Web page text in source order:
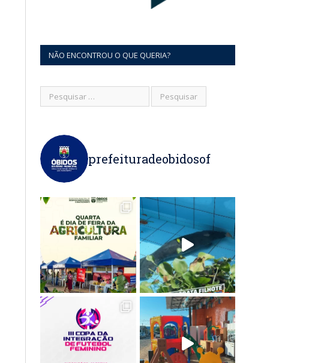
NÃO ENCONTROU O QUE QUERIA?
prefeituradeobidosof